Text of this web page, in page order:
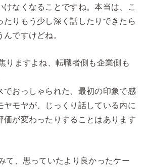
けなくなることですね。本当は、こ
たりもう少し深く話したりできたら
ですけどね。
りますよね、転職者側も企業側も
でおっしゃられた、最初の印象で感
ヤモヤが、じっくり話している内に
価が変わったりすることはあります
て、思っていたより良かったケー